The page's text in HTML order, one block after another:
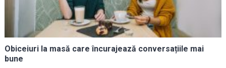
Obiceiuri la masă care încurajează conversațiile mai
bune